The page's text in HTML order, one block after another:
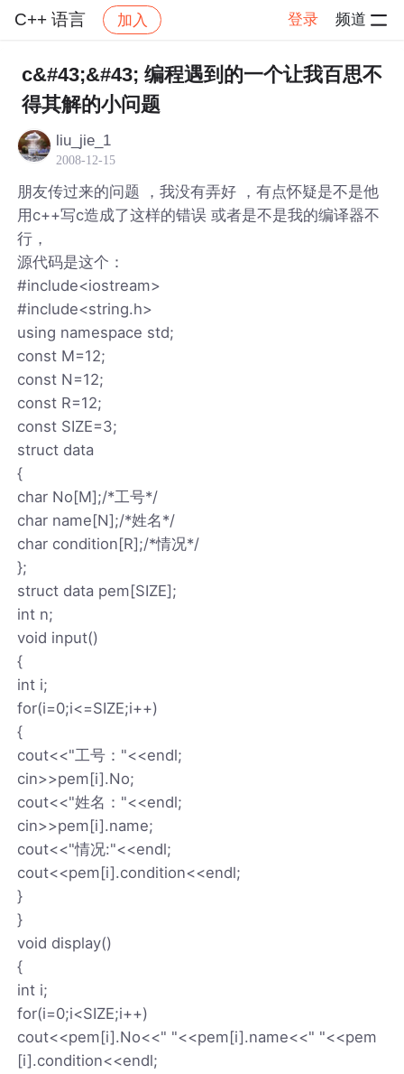
C++ 语言 加入 登录 频道
社区 C++ 语言 帖子详情
c&#43;&#43; 编程遇到的一个让我百思不
得其解的小问题
liu_jie_1
2008-12-15
朋友传过来的问题 ，我没有弄好 ，有点怀疑是不是他
用c++写c造成了这样的错误 或者是不是我的编译器不
行，
源代码是这个：
#include<iostream>
#include<string.h>
using namespace std;
const M=12;
const N=12;
const R=12;
const SIZE=3;
struct data
{
char No[M];/*工号*/
char name[N];/*姓名*/
char condition[R];/*情况*/
};
struct data pem[SIZE];
int n;
void input()
{
int i;
for(i=0;i<=SIZE;i++)
{
cout<<"工号："<<endl;
cin>>pem[i].No;
cout<<"姓名："<<endl;
cin>>pem[i].name;
cout<<"情况:"<<endl;
cout<<pem[i].condition<<endl;
}
}
void display()
{
int i;
for(i=0;i<SIZE;i++)
cout<<pem[i].No<<" "<<pem[i].name<<" "<<pem
[i].condition<<endl;